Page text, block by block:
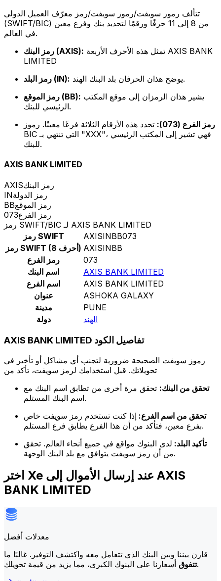
تتألف رموز سويفت/رموز سويفت/رمز معرّف العميل الدولي
(SWIFT/BIC) من 8 إلى 11 حرفًا ورقمًا لتحديد بنك وفرع معين
في العالم.
رمز البنك (AXIS):
LIMITED
رمز البلد (IN):
يوضح هذان الحرفان بلد البنك الهند.
رمز الموقع (BB):
الرئيسي للبنك.
رمز الفرع (073):
تحدد هذه الأرقام الثلاثة فرعًا معينًا. رموز
BIC التي تنتهي بـ "XXX"، فهي تشير إلى المكتب الرئيسي
للبنك.
AXIS BANK LIMITED
AXISرمز البنك
INرمز الدولة
BBرمز الموقع
073رمز الفرع
رمز SWIFT/BIC لـ AXIS BANK LIMITED
رمز SWIFT
AXISINBB073
رمز SWIFT (8 أحرف) AXISINBB
رمز الفرع
073
اسم البنك
AXIS BANK LIMITED
اسم الفرع
AXIS BANK LIMITED
عنوان
ASHOKA GALAXY
مدينة
PUNE
دولة
الهند
AXIS BANK LIMITED تفاصيل الكود
رموز سويفت الصحيحة ضرورية لتجنب أي مشاكل أو تأخير في
تحويلاتك. قبل استخدامك لرمز سويفت، تأكد من
تحقق من البنك: تحقق مرة أخرى من تطابق اسم البنك مع
اسم البنك المستلم.
تحقق من اسم الفرع: إذا كنت تستخدم رمز سويفت خاص
بفرع معين، فتأكد من أن هذا الفرع يطابق فرع المستلم.
تأكيد البلد: لدى البنوك مواقع في جميع أنحاء العالم. تحقق
من أن رمز سويفت يتوافق مع بلد البنك الوجهة.
اختر Xe عند إرسال الأموال إلى AXIS
BANK LIMITED
معدلات أفضل
قارن بيننا وبين البنك الذي تتعامل معه واكتشف التوفير. غالبًا ما
تتفوقأسعارنا على البنوك الكبرى، مما يزيد من قيمة تحويلك.